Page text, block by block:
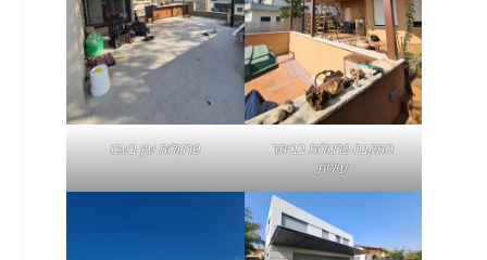
התקנהפרגולות בביתר
עילית
פרגולות עץ בעכו